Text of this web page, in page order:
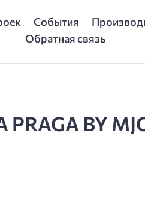
События
Обратная связь
PRAGA BY